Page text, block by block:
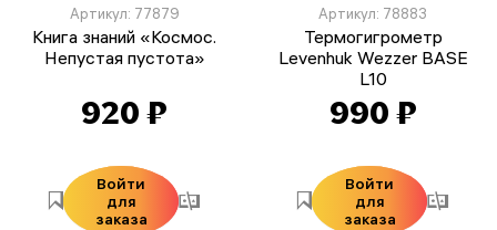
Артикул: 77879
Книга знаний «Космос.
Непустая пустота»
920 ₽
Войти
для
заказа
Артикул: 78883
Термогигрометр
Levenhuk Wezzer BASE
L10
990 ₽
Войти
для
заказа